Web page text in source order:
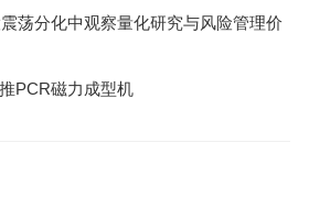
荡分化中观察量化研究与风险管理价
PCR磁力成型机